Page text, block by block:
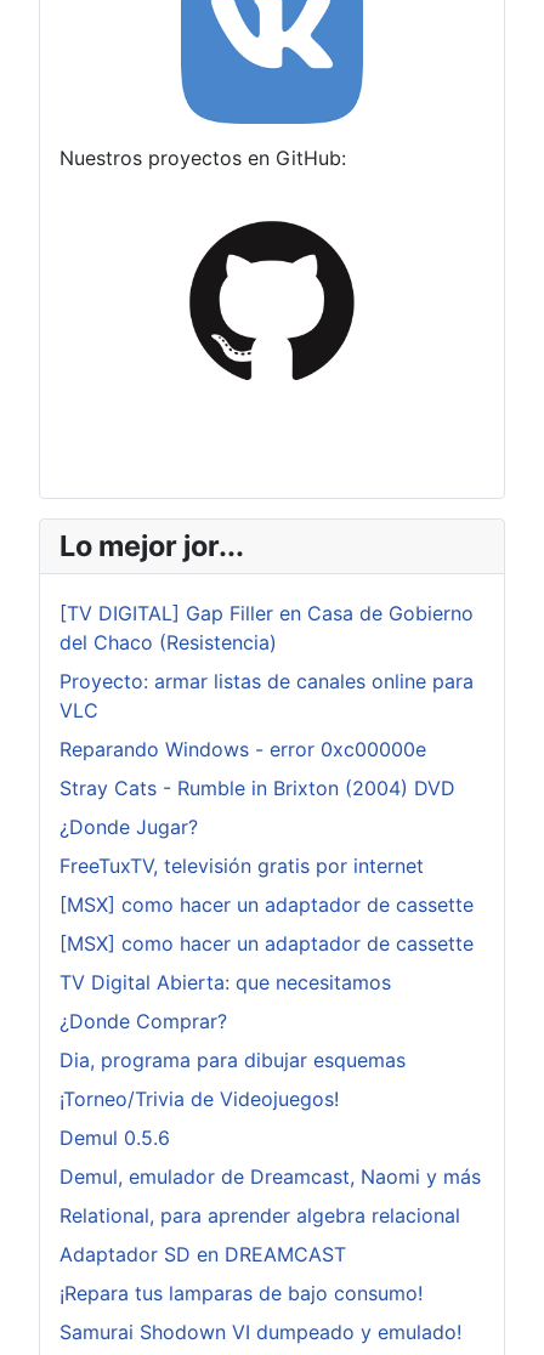
Nuestros proyectos en GitHub:
Lo mejor jor...
[TV DIGITAL] Gap Filler en Casa de Gobierno
del Chaco (Resistencia)
Proyecto: armar listas de canales online para
VLC
Reparando Windows - error 0xc00000e
Stray Cats - Rumble in Brixton (2004) DVD
¿Donde Jugar?
FreeTuxTV, televisión gratis por internet
[MSX] como hacer un adaptador de cassette
[MSX] como hacer un adaptador de cassette
TV Digital Abierta: que necesitamos
¿Donde Comprar?
Dia, programa para dibujar esquemas
¡Torneo/Trivia de Videojuegos!
Demul 0.5.6
Demul, emulador de Dreamcast, Naomi y más
Relational, para aprender algebra relacional
Adaptador SD en DREAMCAST
¡Repara tus lamparas de bajo consumo!
Samurai Shodown VI dumpeado y emulado!